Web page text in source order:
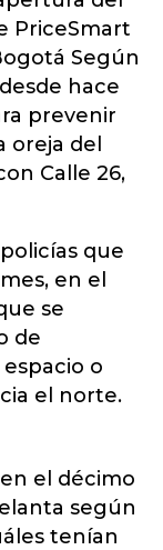
PriceSmart
Según
hace
prevenir
oreja del
Calle 26,
que
en el
se
de
o
el norte.
el décimo
según
tenían